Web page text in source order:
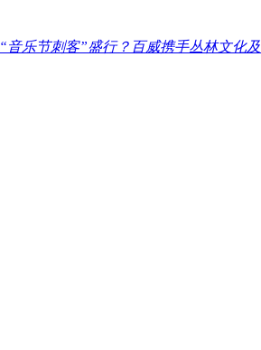
“音乐节刺客”盛行？百威携手丛林文化